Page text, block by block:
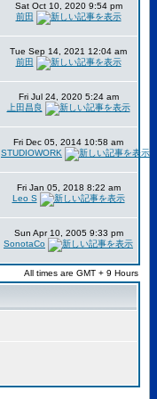
Sat Oct 10, 2020 9:54 pm
前田
Tue Sep 14, 2021 12:04 am
前田
Fri Jul 24, 2020 5:24 am
上田昌良
Fri Dec 05, 2014 10:58 am
STUDIOWORK
Fri Jan 05, 2018 8:22 am
Leo S
Sun Apr 10, 2005 9:33 pm
SonotaCo
All times are GMT + 9 Hours